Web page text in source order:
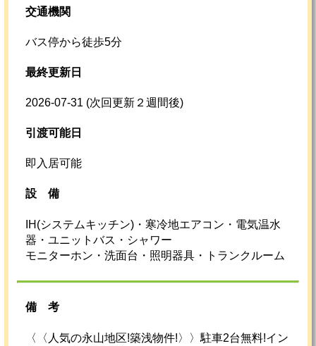
交通機関
バス停から徒歩5分
最終更新日
2026-07-31 (次回更新２週間後)
引渡可能日
即入居可能
設 備
IH(システムキッチン)・寒冷地エアコン・電気温水
器・ユニットバス・シャワー
モニターホン・洗面台・照明器具・トランクルーム
備考
〈〈人気の永山地区!築浅物件!〉〉駐車2台無料!イン